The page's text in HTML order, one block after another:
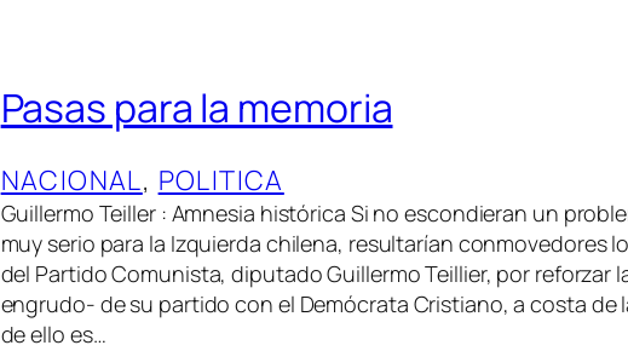
Pasas para la memoria
NACIONAL, POLITICA
Guillermo Teiller : Amnesia histórica Si no escondieran un
muy serio para la Izquierda chilena, resultarían conmovedores
del Partido Comunista, diputado Guillermo Teillier, por reforzar
engrudo- de su partido con el Demócrata Cristiano, a costa de
de ello es…